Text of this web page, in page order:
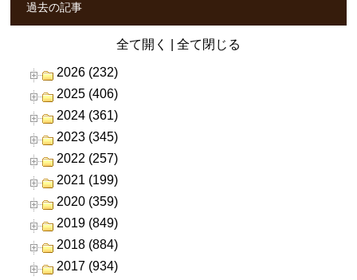
過去の記事
全て開く 全て閉じる
2026 (232)
2025 (406)
2024 (361)
2023 (345)
2022 (257)
2021 (199)
2020 (359)
2019 (849)
2018 (884)
2017 (934)